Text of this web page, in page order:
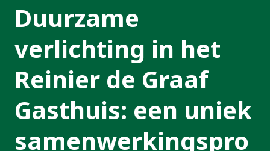
Duurzame
verlichting in het
Reinier de Graaf
Gasthuis: een uniek
samenwerkingspro